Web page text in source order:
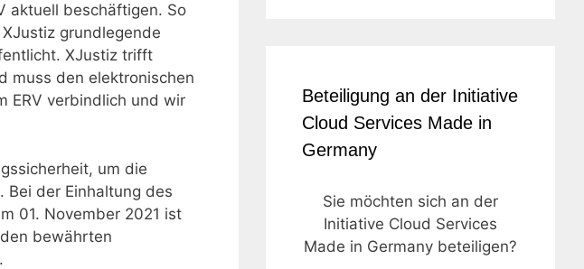
aktuell beschäftigen. So
grundlegende
XJustiz trifft
muss den elektronischen
ERV verbindlich und wir
um die
Bei der Einhaltung des
01. November 2021 ist
bewährten
Beteiligung an der Initiative
Cloud Services Made in
Germany
Sie möchten sich an der
Initiative Cloud Services
Made in Germany beteiligen?